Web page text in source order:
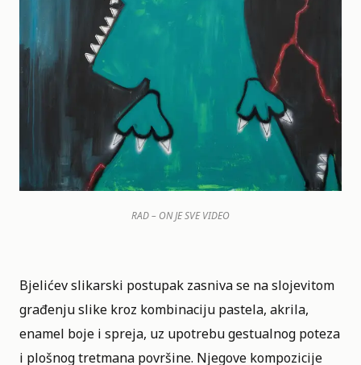
RAD – ON JE SVE VIDEO
Bjelićev slikarski postupak zasniva se na slojevitom
građenju slike kroz kombinaciju pastela, akrila,
enamel boje i spreja, uz upotrebu gestualnog poteza
i plošnog tretmana površine. Njegove kompozicije